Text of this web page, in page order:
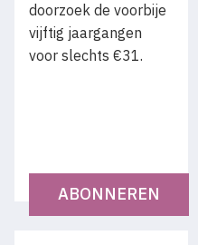
doorzoek de voorbije
vijftig jaargangen
voor slechts €31.
ABONNEREN